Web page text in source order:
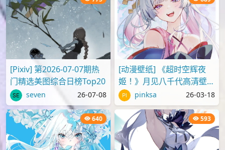
[Pixiv] 第2026-07-07期热
门精选美图综合日榜Top20
seven 26-07-08
[动漫壁纸] 《超时空辉夜
姬！》月见八千代高清壁纸
图片pinksa 26-03-18
640 593